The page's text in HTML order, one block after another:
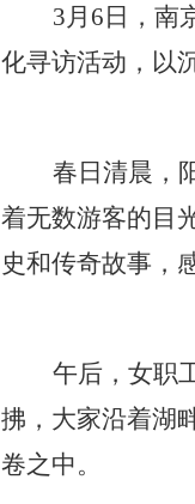
3月 6 日，南
化寻访活动，以
春日清晨，
着无数游客的目
史和传奇故事，
午后，女职
拂，大家沿着湖
卷之中。